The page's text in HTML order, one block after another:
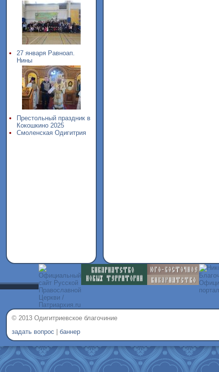
27 января Равноап.
Нины
Престольный праздник в
Кокошкино 2025
Смоленская Одигитрия
© 2013 Одигитриевское благочиние
задать вопрос
баннер